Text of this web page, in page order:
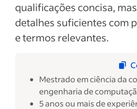
qualificações concisa,
detalhes suficientes com
e termos relevantes.
Mestrado em ciência da
engenharia de
5 anos ou mais de